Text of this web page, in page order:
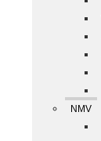
NMV